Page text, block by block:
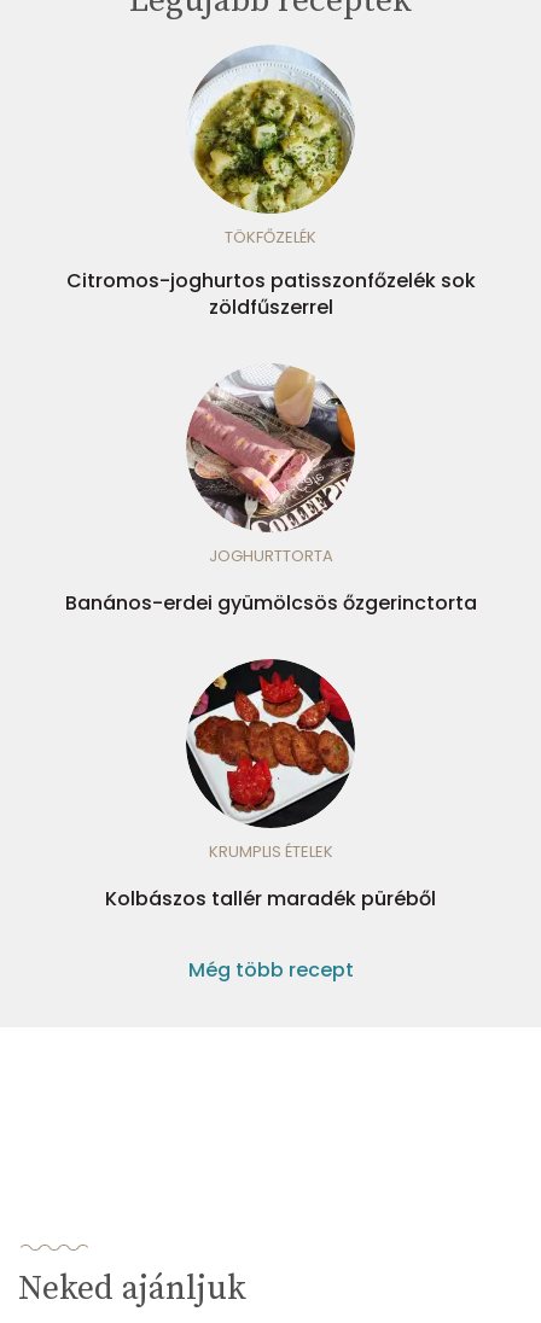
TÖKFŐZELÉK
Citromos-joghurtos patisszonfőzelék sok
zöldfűszerrel
JOGHURTTORTA
Banános-erdei gyümölcsös őzgerinctorta
KRUMPLIS ÉTELEK
Kolbászos tallér maradék püréből
Még több recept
Neked ajánljuk